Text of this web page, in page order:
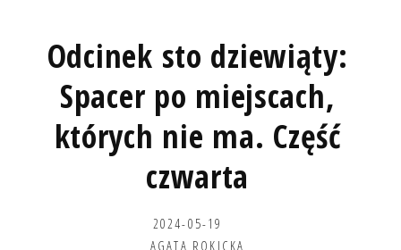
Odcinek sto dziewiąty:
Spacer po miejscach,
których nie ma. Część
czwarta
2024-05-19
AGATA ROKICKA